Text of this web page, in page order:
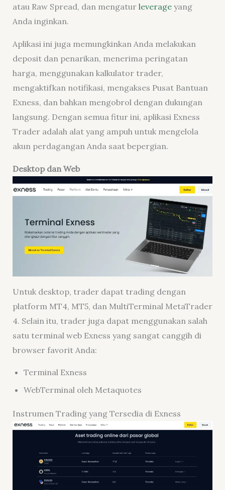
atau Raw Spread, dan mengatur leverageyang
Anda inginkan.
Aplikasi ini juga memungkinkan Anda melakukan
deposit dan penarikan, menerima peringatan
harga, menggunakan kalkulator trader,
mengaktifkan notifikasi, mengakses Pusat Bantuan
Exness, dan bahkan mengobrol dengan dukungan
langsung. Dengan semua fitur ini, aplikasi Exness
Trader adalah alat yang ampuh untuk mengelola
akun perdagangan Anda saat bepergian.
Desktop dan Web
Untuk desktop, trader dapat trading dengan
platform MT4, MT5, dan MultiTerminal MetaTrader
4. Selain itu, trader juga dapat menggunakan salah
satu terminal web Exness yang sangat canggih di
browser favorit Anda:
Terminal Exness
WebTerminal oleh Metaquotes
Instrumen Trading yang Tersedia di Exness